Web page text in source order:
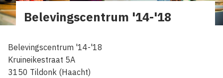
Belevingscentrum '14-'18
Belevingscentrum '14-'18
Kruineikestraat 5A
3150 Tildonk (Haacht)